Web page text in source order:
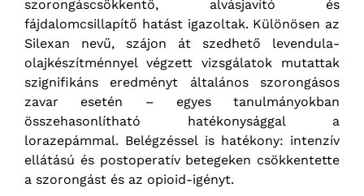
szorongáscsökkentő, alvásjavító és
fájdalomcsillapítő hatást igazoltak. Különösen az
Silexan nevű, szájon át szedhető levendula-
olajkészítménnyel végzett vizsgálatok mutattak
szignifikáns eredményt általános szorongásos
zavar esetén – egyes tanulmányokban
összehasonlítható hatékonysággal a
lorazepámmal. Belégzéssel is hatékony: intenzív
ellátású és postoperatív betegeken csökkentette
a szorongást és az opioid-igényt.